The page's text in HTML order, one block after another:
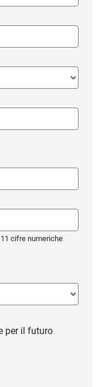
cifre numeriche
per il futuro